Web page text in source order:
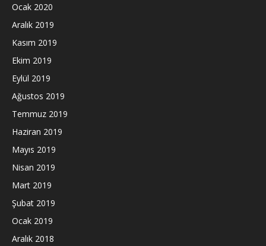
Ocak 2020
Aralık 2019
Kasım 2019
Ekim 2019
Eylül 2019
Ağustos 2019
Temmuz 2019
Haziran 2019
Mayıs 2019
Nisan 2019
Mart 2019
Şubat 2019
Ocak 2019
Aralık 2018